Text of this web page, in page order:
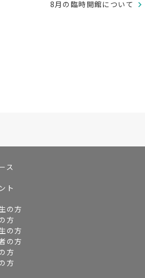
8月の臨時開館について
ス
ト
の方
方
の方
の方
方
方